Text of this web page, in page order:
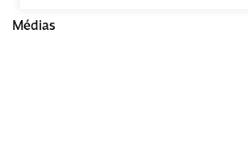
Médias